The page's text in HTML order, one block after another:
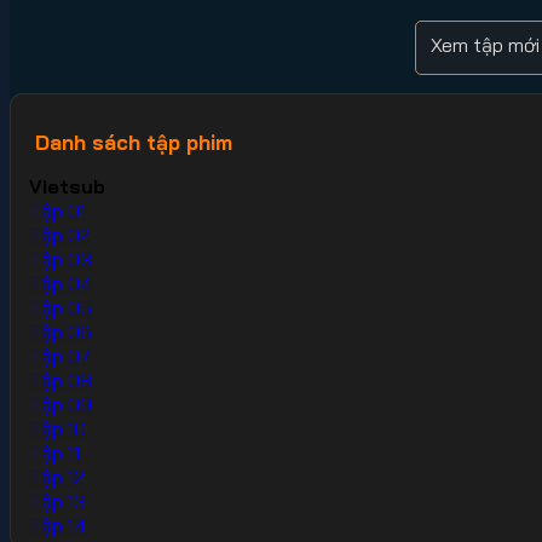
Xem tập
Danh sách tập phim
Vietsub
Tập 01
Tập 02
Tập 03
Tập 04
Tập 05
Tập 06
Tập 07
Tập 08
Tập 09
Tập 10
Tập 11
Tập 12
Tập 13
Tập 14